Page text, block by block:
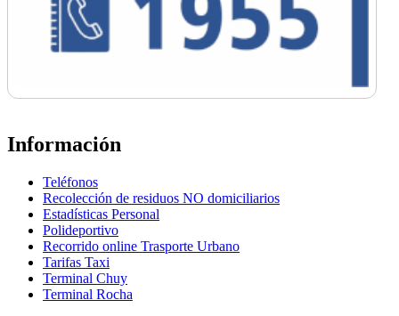
Información
Teléfonos
Recolección de residuos NO domiciliarios
Estadísticas Personal
Polideportivo
Recorrido online Trasporte Urbano
Tarifas Taxi
Terminal Chuy
Terminal Rocha